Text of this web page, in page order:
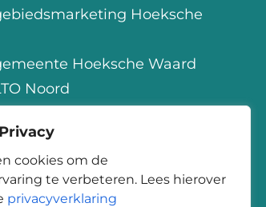
cookies om de
te verbeteren. Lees hierover
privacyverklaring
Hoeksche
Hoeksche Waard
Noord